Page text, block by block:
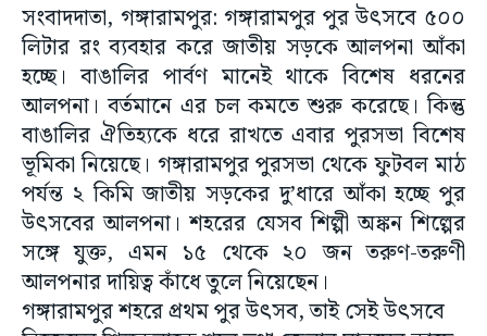
সংবাদদাতা, গঙ্গারামপুর: গঙ্গারামপুর পুর উৎসবে ৫০০
লিটার রং ব্যবহার করে জাতীয় সড়কে আলপনা আঁকা
হচ্ছে। বাঙালির পার্বণ মানেই থাকে বিশেষ ধরনের
আলপনা। বর্তমানে এর চল কমতে শুরু করেছে। কিন্তু
বাঙালির ঐতিহ্যকে ধরে রাখতে এবার পুরসভা বিশেষ
ভূমিকা নিয়েছে। গঙ্গারামপুর পুরসভা থেকে ফুটবল মাঠ
পর্যন্ত ২ কিমি জাতীয় সড়কের দু’ধারে আঁকা হচ্ছে পুর
উৎসবের আলপনা। শহরের যেসব শিল্পী অঙ্কন শিল্পের
সঙ্গে যুক্ত, এমন ১৫ থেকে ২০ জন তরুণ-তরুণী
আলপনার দায়িত্ব কাঁধে তুলে নিয়েছেন।
গঙ্গারামপুর শহরে প্রথম পুর উৎসব, তাই সেই উৎসবে